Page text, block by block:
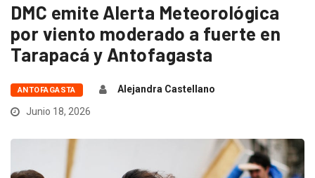
DMC emite Alerta Meteorológica
por viento moderado a fuerte en
Tarapacá y Antofagasta
ANTOFAGASTA
Alejandra Castellano
Junio 18, 2026